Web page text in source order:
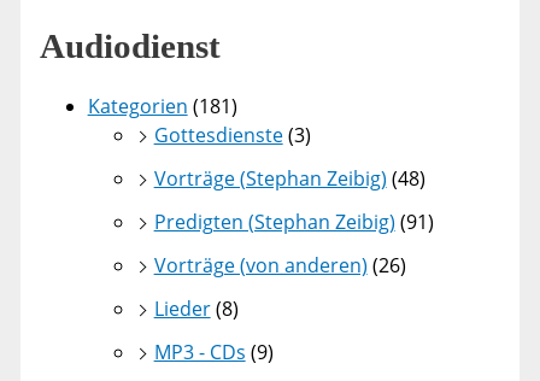
Audiodienst
Kategorien (181)
Gottesdienste(3)
Vorträge (Stephan Zeibig) (48)
Predigten (Stephan Zeibig) (91)
Vorträge (von anderen) (26)
Lieder(8)
MP3 - CDs (9)